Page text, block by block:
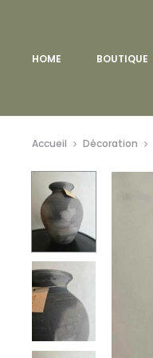
HOME BOUTIQUE
Accueil Décoration